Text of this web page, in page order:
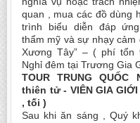
quan , mua các đồ dùng
trình biểu diễn đáp
thẩm mỹ và sự nhạy cảm
Xương Tây” – ( phí tổn
Nghỉ đêm tại Trương Gia
TOUR TRUNG
thiên tử - VIÊN GIA
, tối )
Sau khi ăn sáng , Quý